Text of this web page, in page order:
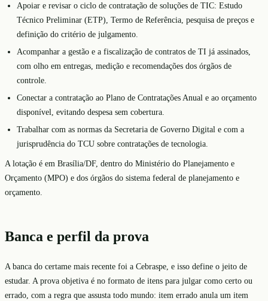
Apoiar e revisar o ciclo de contratação de soluções de TIC: Estudo
Técnico Preliminar (ETP), Termo de Referência, pesquisa de preços e
definição do critério de julgamento.
Acompanhar a gestão e a fiscalização de contratos de TI já assinados,
com olho em entregas, medição e recomendações dos órgãos de
controle.
Conectar a contratação ao Plano de Contratações Anual e ao orçamento
disponível, evitando despesa sem cobertura.
Trabalhar com as normas da Secretaria de Governo Digital e com a
jurisprudência do TCU sobre contratações de tecnologia.
A lotação é em Brasília/DF, dentro do Ministério do Planejamento e
Orçamento (MPO) e dos órgãos do sistema federal de planejamento e
orçamento.
Banca e perfil da prova
A banca do certame mais recente foi a Cebraspe, e isso define o jeito de
estudar. A prova objetiva é no formato de itens para julgar como certo ou
errado, com a regra que assusta todo mundo: item errado anula um item